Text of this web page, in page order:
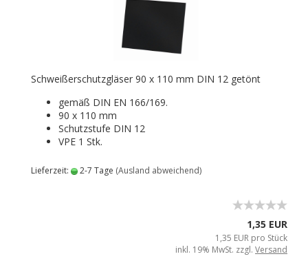
Schweißerschutzgläser 90 x 110 mm DIN 12 getönt
gemäß DIN EN 166/169.
90 x 110 mm
Schutzstufe DIN 12
VPE 1 Stk.
Lieferzeit: 2-7 Tage (Ausland abweichend)
1,35 EUR
1,35 EUR pro Stück
inkl. 19% MwSt. zzgl. Versand